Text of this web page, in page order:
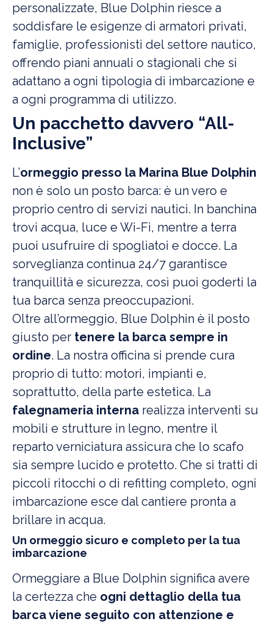
personalizzate, Blue Dolphin riesce a
soddisfare le esigenze di armatori privati,
famiglie, professionisti del settore nautico,
offrendo piani annuali o stagionali che si
adattano a ogni tipologia di imbarcazione e
a ogni programma di utilizzo.
Un pacchetto davvero “All-
Inclusive”
L’ormeggio presso la Marina Blue Dolphin
non è solo un posto barca: è un vero e
proprio centro di servizi nautici. In banchina
trovi acqua, luce e Wi-Fi, mentre a terra
puoi usufruire di spogliatoi e docce. La
sorveglianza continua 24/7 garantisce
tranquillità e sicurezza, così puoi goderti la
tua barca senza preoccupazioni.
Oltre all’ormeggio, Blue Dolphin è il posto
giusto per tenere la barca sempre in
ordine. La nostra officina si prende cura
proprio di tutto: motori, impianti e,
soprattutto, della parte estetica. La
falegnameria interna realizza interventi su
mobili e strutture in legno, mentre il
reparto verniciatura assicura che lo scafo
sia sempre lucido e protetto. Che si tratti di
piccoli ritocchi o di refitting completo, ogni
imbarcazione esce dal cantiere pronta a
brillare in acqua.
Un ormeggio sicuro e completo per la tua
imbarcazione
Ormeggiare a Blue Dolphin significa avere
la certezza che ogni dettaglio della tua
barca viene seguito con attenzione e